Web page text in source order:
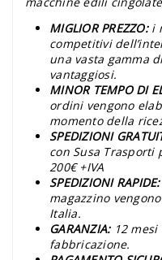
MIGLIOR PREZZO: i
competitivi
una vasta gamma
vantaggiosi.
MINOR TEMPO DI
ordini vengono
momento della
SPEDIZIONI
con Susa
200€ +IVA
SPEDIZIONI RAPIDE:
magazzino
Italia.
GARANZIA: 12
fabbricazione.